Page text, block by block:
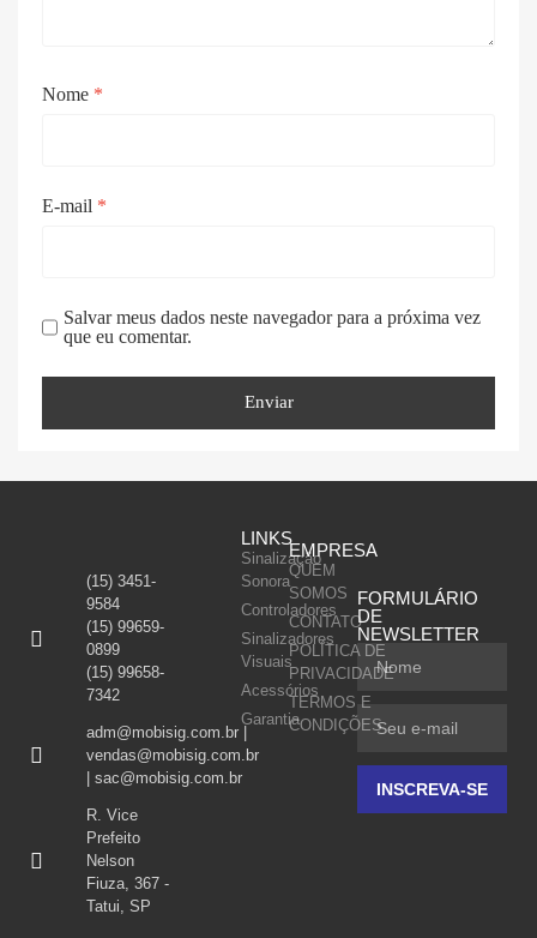
Nome *
E-mail *
Salvar meus dados neste navegador para a próxima vez
que eu comentar.
(15) 3451-
9584
(15) 99659-
0899
(15) 99658-
7342
adm@mobisig.com.br |
vendas@mobisig.com.br
| sac@mobisig.com.br
R. Vice
Prefeito
Nelson
Fiuza, 367 -
Tatui, SP
LINKS
Sinalização
Sonora
Controladores
Sinalizadores
Visuais
Acessórios
Garantia
EMPRESA
QUEM
SOMOS
CONTATO
POLÍTICA DE
PRIVACIDADE
TERMOS E
CONDIÇÕES
FORMULÁRIO
DE
NEWSLETTER
INSCREVA-SE